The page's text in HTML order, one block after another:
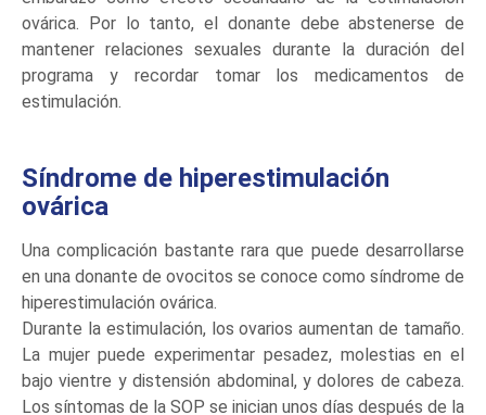
ovárica. Por lo tanto, el donante debe abstenerse de
mantener relaciones sexuales durante la duración del
programa y recordar tomar los medicamentos de
estimulación.
Síndrome de hiperestimulación
ovárica
Una complicación bastante rara que puede desarrollarse
en una donante de ovocitos se conoce como síndrome de
hiperestimulación ovárica.
Durante la estimulación, los ovarios aumentan de tamaño.
La mujer puede experimentar pesadez, molestias en el
bajo vientre y distensión abdominal, y dolores de cabeza.
Los síntomas de la SOP se inician unos días después de la